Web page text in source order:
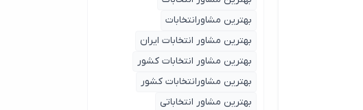
بهترین مشاورانتخابات
بهترین مشاور انتخابات ایران
بهترین مشاور انتخابات کشور
بهترین مشاورانتخابات کشور
بهترین مشاور انتخاباتی